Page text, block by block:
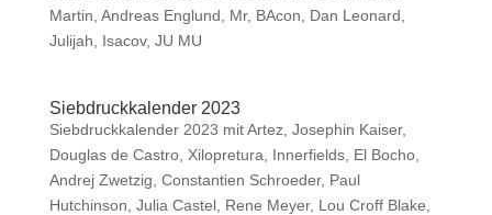
Martin, Andreas Englund, Mr, BAcon, Dan Leonard,
Julijah, Isacov, JU MU
Siebdruckkalender 2023
Siebdruckkalender 2023 mit Artez, Josephin Kaiser,
Douglas de Castro, Xilopretura, Innerfields, El Bocho,
Andrej Zwetzig, Constantien Schroeder, Paul
Hutchinson, Julia Castel, Rene Meyer, Lou Croff Blake,